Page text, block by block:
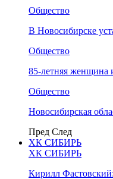
Общество
В Новосибирске
Общество
85-летняя женщина
Общество
Новосибирская
Пред След
ХК СИБИРЬ
ХК СИБИРЬ
Кирилл